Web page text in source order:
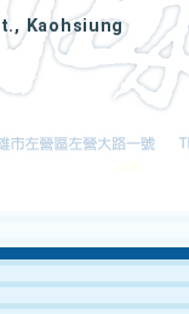
Kaohsiung